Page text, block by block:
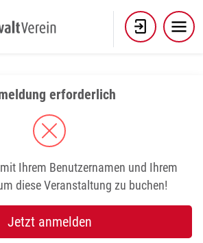
erforderlich
Ihrem Benutzernamen und Ihrem
diese Veranstaltung zu buchen!
Jetzt anmelden